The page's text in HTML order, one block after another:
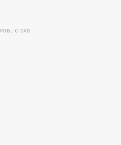
PUBLICIDAD